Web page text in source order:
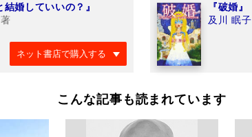
結婚していいの？』
著
ネット書店で購入する
『破婚』
及川 眠子
こんな記事も読まれています